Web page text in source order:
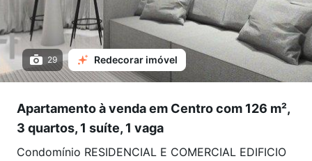
29 Redecorar imóvel
Apartamento à venda em Centro com 126 m²,
3 quartos, 1 suíte, 1 vaga
Condomínio RESIDENCIAL E COMERCIAL EDIFICIO